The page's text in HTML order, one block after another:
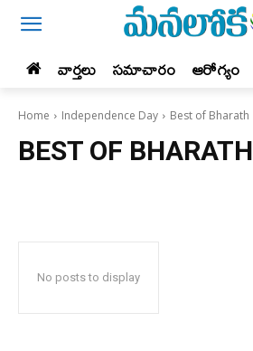
వార్తలు సమాచారం ఆరోగ్యం
Home Independence Day Best of Bharath
BEST OF BHARATH
No posts to display